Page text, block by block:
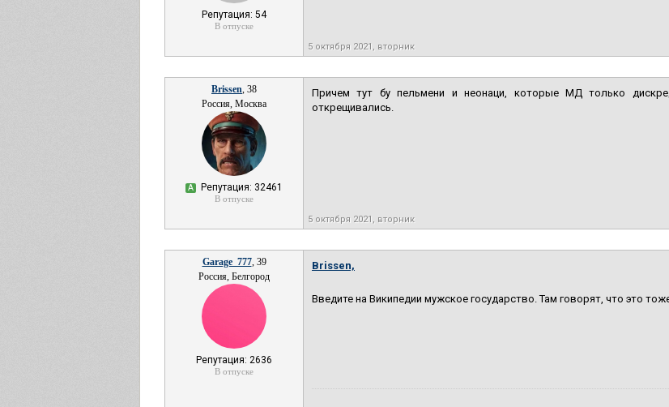
Репутация: 54
В отпуске
5 октября 2021, вторник
Brissen, 38
Россия, Москва
А Репутация: 32461
В отпуске
Причем тут бу пельмени и неонаци, которые МД только
открещивались.
5 октября 2021, вторник
Garage_777, 39
Россия, Белгород
Репутация: 2636
В отпуске
Brissen,
Введите на Википедии мужское государство. Там говорят, что это